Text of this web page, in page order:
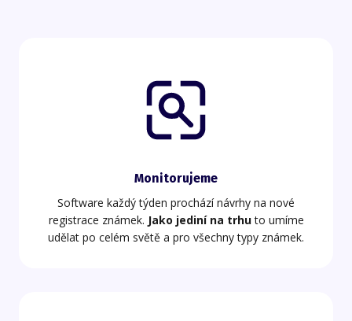
Monitorujeme
Software každý týden prochází návrhy na nové
registrace známek. Jako jediní na trhuto umíme
udělat po celém světě a pro všechny typy známek.